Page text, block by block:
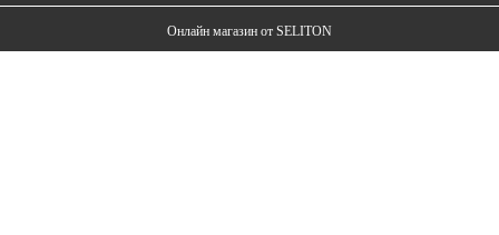
Онлайн магазин от SELITON